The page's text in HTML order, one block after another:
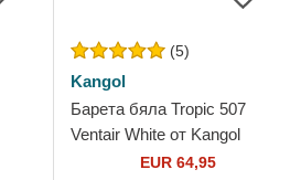
(5)
Kangol
Барета бяла Tropic 507
Ventair White от Kangol
EUR 64,95